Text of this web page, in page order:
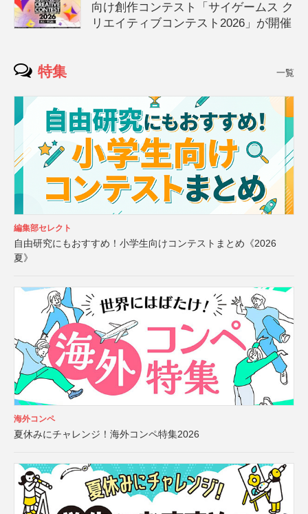
向け創作コンテスト「サイゲームス ク
リエイティブコンテスト2026」が開催
特集 一覧
編集部セレクト
自由研究にもおすすめ！小学生向けコンテストまとめ《2026
夏》
海外コンペ
夏休みにチャレンジ！海外コンペ特集2026